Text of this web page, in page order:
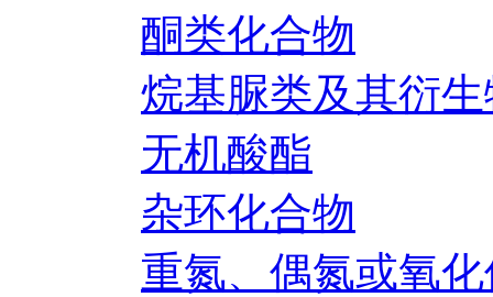
酮类化合物
烷基脲类及其衍
无机酸酯
杂环化合物
重氮、偶氮或氧